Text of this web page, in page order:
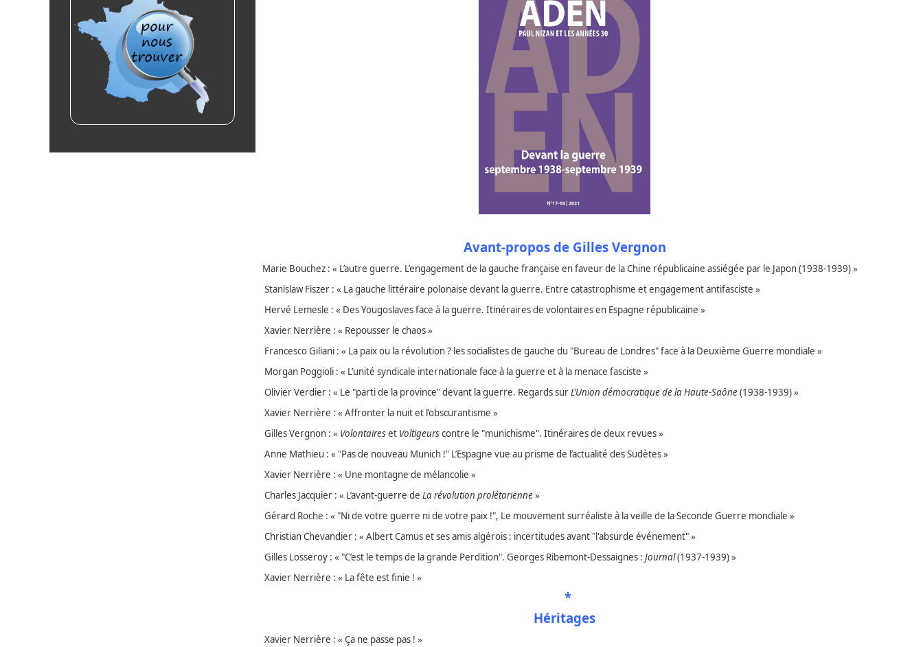
Avant-propos de Gilles Vergnon
Marie Bouchez : « L’autre guerre. L’engagement de la gauche française en faveur de la Chine républicaine assiégée par le Japon (1938-1939) »
Stanislaw Fiszer : « La gauche littéraire polonaise devant la guerre. Entre catastrophisme et engagement antifasciste »
Hervé Lemesle : « Des Yougoslaves face à la guerre. Itinéraires de volontaires en Espagne républicaine »
Xavier Nerrière : « Repousser le chaos »
Francesco Giliani : « La paix ou la révolution ? les socialistes de gauche du "Bureau de Londres" face à la Deuxième Guerre mondiale »
Morgan Poggioli : « L’unité syndicale internationale face à la guerre et à la menace fasciste »
Olivier Verdier : « Le "parti de la province" devant la guerre. Regards surL’Union démocratique de la Haute-Saône(1938-1939) »
Xavier Nerrière : « Affronter la nuit et l’obscurantisme »
Gilles Vergnon : « Volontaireset Voltigeurscontre le "munichisme". Itinéraires de deux revues »
Anne Mathieu : « "Pas de nouveau Munich !" L’Espagne vue au prisme de l’actualité des Sudètes »
Xavier Nerrière : « Une montagne de mélancolie »
Charles Jacquier : « L’avant-guerre de La révolution prolétarienne»
Gérard Roche : « "Ni de votre guerre ni de votre paix !", Le mouvement surréaliste à la veille de la Seconde Guerre mondiale »
Christian Chevandier : « Albert Camus et ses amis algérois : incertitudes avant "l'absurde événement" »
Gilles Losseroy : « "C’est le temps de la grande Perdition". Georges Ribemont-Dessaignes : Journal(1937-1939) »
Xavier Nerrière : « La fête est finie ! »
*
Héritages
Xavier Nerrière : « Ça ne passe pas ! »